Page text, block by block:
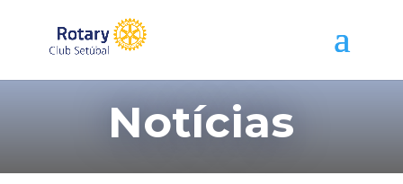
Notícias